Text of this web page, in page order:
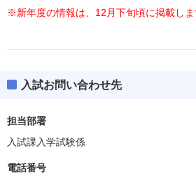
※新年度の情報は、12月下旬頃に掲載しま
入試お問い合わせ先
担当部署
入試課入学試験係
電話番号